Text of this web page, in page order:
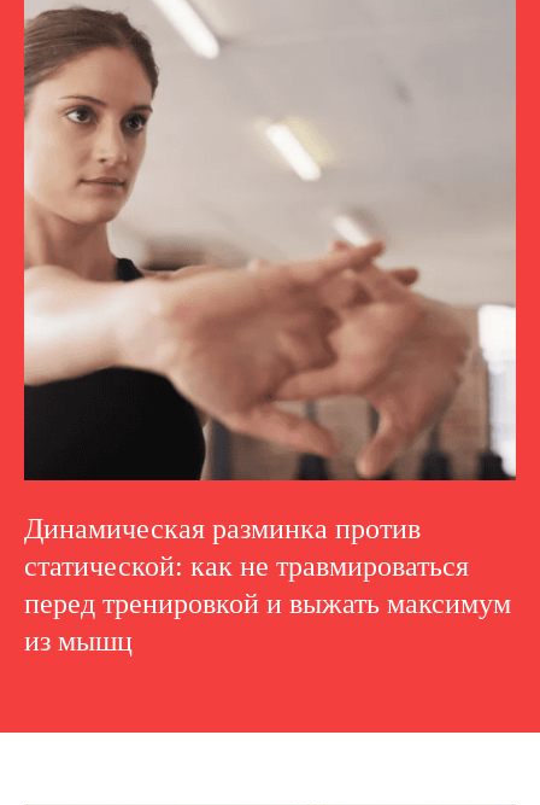
Динамическая разминка против
статической: как не травмироваться
перед тренировкой и выжать максимум
из мышц